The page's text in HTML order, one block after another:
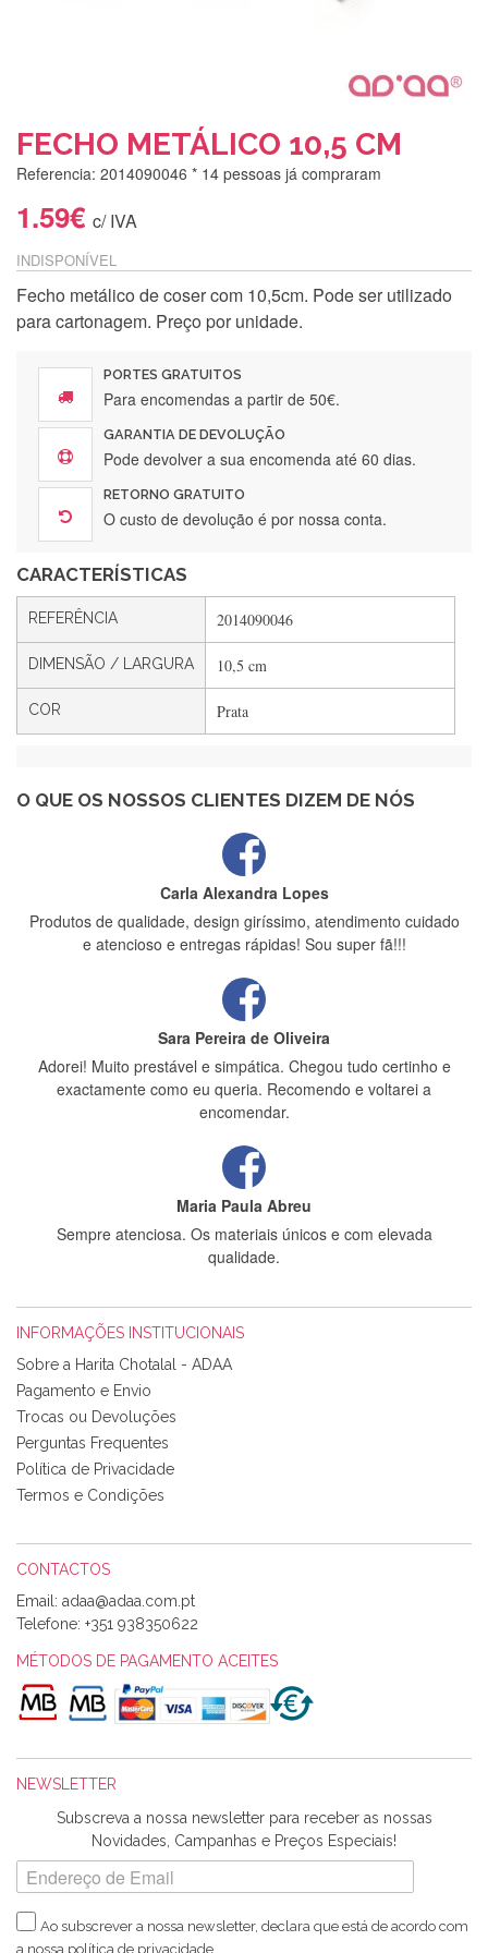
FECHO METÁLICO 10,5 CM
Referencia: 2014090046 * 14 pessoas já compraram
1.59€ c/ IVA
INDISPONÍVEL
Fecho metálico de coser com 10,5cm. Pode ser utilizado
para cartonagem. Preço por unidade.
PORTES GRATUITOS
Para encomendas a partir de 50€.
GARANTIA DE DEVOLUÇÃO
Pode devolver a sua encomenda até 60 dias.
RETORNO GRATUITO
O custo de devolução é por nossa conta.
CARACTERÍSTICAS
REFERÊNCIA 2014090046
DIMENSÃO / LARGURA 10,5 cm
COR Prata
O QUE OS NOSSOS CLIENTES DIZEM DE NÓS
Silvia Lopes
encomendar.
Silvia André
Gostei ,Serviço bastante rápido. recomendo
Rápido, atendimento 5*. Hoje chegará a segunda encomenda
feita de muitas certamente❤️
estrelas
Carla Alexandra Lopes
Produtos de qualidade, design giríssimo, atendimento cuidado
e atencioso e entregas rápidas! Sou super fã!!!
Sara Pereira de Oliveira
Adorei! Muito prestável e simpática. Chegou tudo certinho e
exactamente como eu queria. Recomendo e voltarei a
encomendar.
Maria Paula Abreu
Sempre atenciosa. Os materiais únicos e com elevada
qualidade.
Tudo chegou em condições, pois os produtos vieram muito
bem acondicionados. Estou plenamente satisfeita com os
produtos adquiridos. Relativamente à bolsa, tem um tecido
com um padrão e cores muito bonitas e a execução está
perfeitíssima. Futuramente penso voltar a comprar na vossa
loja, têm excelentes artigos a um preço muito justo. A
Alexandra Morais
Olá boa Noite. Os meus tecidos chegaram hoje. Muito
obrigada pelo miminho que dá um jeitaço pras minhas linhas
de bordar e não sei o que pões nos tecidos, mas que cheiram
maravilhosamente ... cheiram! :) Muito Obrigada.
Harita a minha encomenda já chegou. :) Muito obrigada pela
rapidez no envio, pela qualidade dos materiais que me
enviaste e pela simpatia de sempre. :)
INFORMAÇÕES INSTITUCIONAIS
Sobre a Harita Chotalal - ADAA
Pagamento e Envio
Trocas ou Devoluções
Perguntas Frequentes
Política de Privacidade
Termos e Condições
CONTACTOS
Email:
Telefone: +351 938350622
MÉTODOS DE PAGAMENTO ACEITES
NEWSLETTER
Subscreva a nossa newsletter para receber as nossas
Novidades, Campanhas e Preços Especiais!
Ao subscrever a nossa newsletter, declara que está de acordo com
a nossa política de privacidade